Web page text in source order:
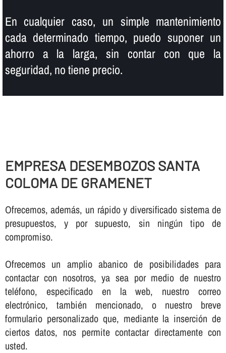
En cualquier caso, un simple mantenimiento
cada determinado tiempo, puedo suponer un
ahorro a la larga, sin contar con que la
seguridad, no tiene precio.
EMPRESA DESEMBOZOS SANTA
COLOMA DE GRAMENET
Ofrecemos, además, un rápido y diversificado sistema de
presupuestos, y por supuesto, sin ningún tipo de
compromiso.
Ofrecemos un amplio abanico de posibilidades para
contactar con nosotros, ya sea por medio de nuestro
teléfono, especificado en la web, nuestro correo
electrónico, también mencionado, o nuestro breve
formulario personalizado que, mediante la inserción de
ciertos datos, nos permite contactar directamente con
usted.